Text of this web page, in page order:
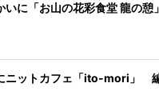
いに「お山の花彩食堂 龍の
ニットカフェ「ito-mori」